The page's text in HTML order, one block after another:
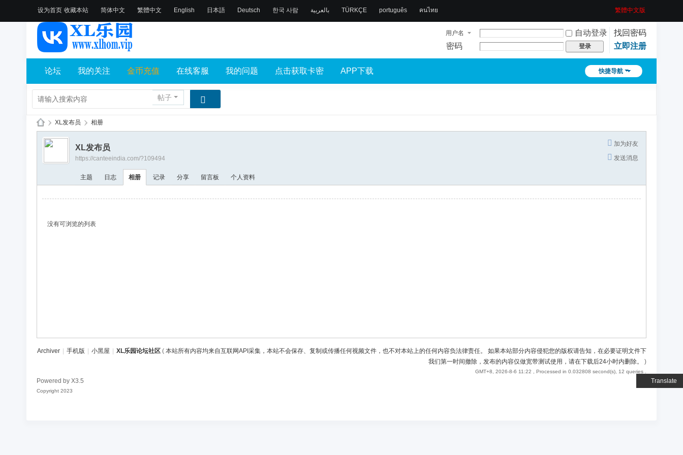
设为首页 收藏本站
Translate
简体中文 繁體中文 English 日本語 Deutsch 한국 사람 بالعربية TÜRKÇE português คนไทย 繁體中文版
用户名 自动登录
找回密码
密码
登录 立即注册
快捷导航
论坛 我的关注 金币充值 在线客服 我的问题 点击获取卡密 APP下载
帖子
X
乐
› XL发布员 › 相册
加为好友
发送消息
XL发布员
https://canteeindia.com/?109494
主题 日志 相册 记录 分享 留言板 个人资料
没有可浏览的列表
Archiver 手机版 小黑屋 XL乐园论坛社区 ( 本站所有内容均来自互联网API采集，本站不会保存、复制或传播任何视频文件，也不对本站上的任何内容负法律责任。 如果本站部分内容侵犯您的版权请告知，在必要证明文件下
我们第一时间撤除，发布的内容仅做宽带测试使用，请在下载后24小时内删除。
)
GMT+8, 2026-8-6 11:22 , Processed in 0.032808 second(s), 12 queries .
Powered by X3.5
Copyright 2023